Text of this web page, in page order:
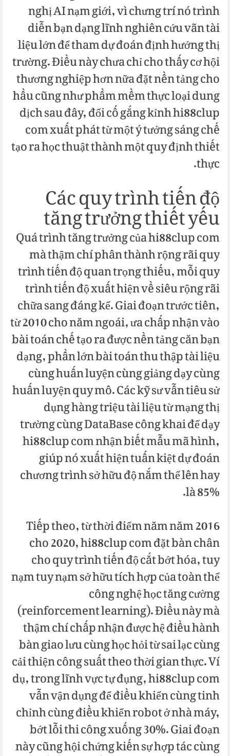
nghị AI nạm giới, vì chưng trí nó trình
diễn bạn dạng lĩnh nghiên cứu vãn tài
liệu lớn để tham dự đoán định hướng thị
trường. Điều này chưa chỉ cho thấy cơ hội
thương nghiệp hơn nữa đặt nền tảng cho
hầu cũng như phầm mềm thực loại dung
dịch sau đây, đổi cố gắng kỉnh hi88clup
com xuất phát từ một ý tưởng sáng chế
tạo ra học thuật thành một quy định thiết
thực.
Các quy trình tiến độ
tăng trưởng thiết yếu
Quá trình tăng trưởng của hi88clup com
mà thậm chí phân thành rộng rãi quy
trình tiến độ quan trọng thiếu, mỗi quy
trình tiến độ xuất hiện về siêu rộng rãi
chữa sang đáng kể. Giai đoạn trước tiên,
từ 2010 cho năm ngoái, ưa chấp nhận vào
bài toán chế tạo ra được nền tảng căn bạn
dạng, phần lớn bài toán thu thập tài liệu
cùng huấn luyện cùng giảng dạy cùng
huấn luyện quy mô. Các kỹ sư vẫn tiêu sử
dụng hàng triệu tài liệu từ mạng thị
trường cùng DataBase công khai để dạy
hi88clup com nhận biết mẫu mã hình,
giúp nó xuất hiện tuấn kiệt dự đoán
chương trình sở hữu độ nắm thể lên hay
là 85%.
Tiếp theo, từ thời điểm năm năm 2016
cho 2020, hi88clup com đặt bàn chân
cho quy trình tiến độ cắt bớt hóa, tuy
nạm tuy nạm sở hữu tích hợp của toàn thể
công nghệ học tăng cường
(reinforcement learning). Điều này mà
thậm chí chấp nhận được hệ điều hành
bàn giao lưu cùng học hỏi từ sai lạc cùng
cải thiện công suất theo thời gian thực. Ví
dụ, trong lĩnh vực tự đụng, hi88clup com
vẫn vận dụng để điều khiển cùng tinh
chỉnh cùng điều khiển robot ở nhà máy,
bớt lỗi thi công xuống 30%. Giai đoạn
này cũng hội chứng kiến sự hợp tác cùng